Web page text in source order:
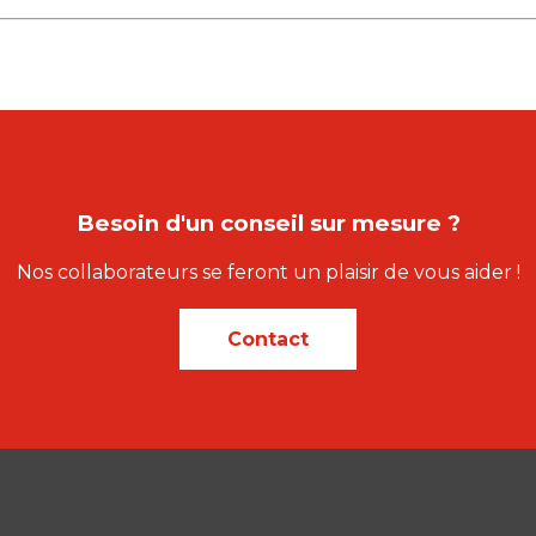
Besoin d'un conseil sur mesure ?
Nos collaborateurs se feront un plaisir de vous aider !
Contact